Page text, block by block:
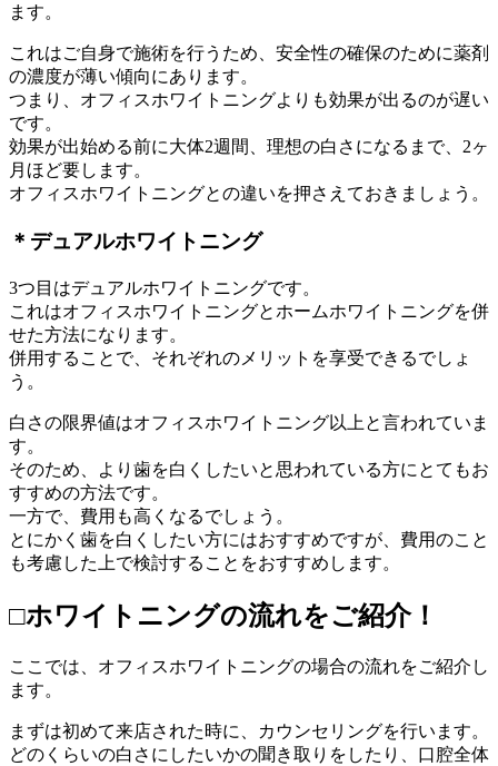
ます。
これはご自身で施術を行うため、安全性の確保のために薬剤
の濃度が薄い傾向にあります。
つまり、オフィスホワイトニングよりも効果が出るのが遅い
です。
効果が出始める前に大体2週間、理想の白さになるまで、2ヶ
月ほど要します。
オフィスホワイトニングとの違いを押さえておきましょう。
＊デュアルホワイトニング
3つ目はデュアルホワイトニングです。
これはオフィスホワイトニングとホームホワイトニングを併
せた方法になります。
併用することで、それぞれのメリットを享受できるでしょ
う。
白さの限界値はオフィスホワイトニング以上と言われていま
す。
そのため、より歯を白くしたいと思われている方にとてもお
すすめの方法です。
一方で、費用も高くなるでしょう。
とにかく歯を白くしたい方にはおすすめですが、費用のこと
も考慮した上で検討することをおすすめします。
□ホワイトニングの流れをご紹介！
ここでは、オフィスホワイトニングの場合の流れをご紹介し
ます。
まずは初めて来店された時に、カウンセリングを行います。
どのくらいの白さにしたいかの聞き取りをしたり、口腔全体